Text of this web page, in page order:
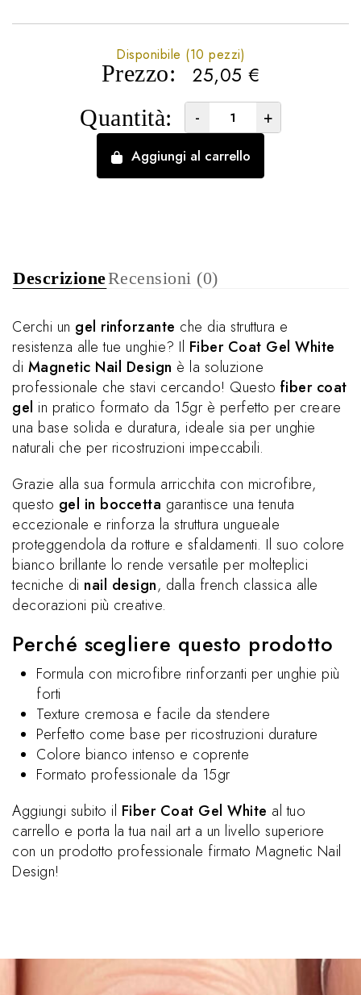
Prezzo: 25,05 €
Disponibile (10 pezzi)
Quantità: - +
Aggiungi al carrello
DescrizioneRecensioni (0)
Cerchi un gel rinforzante che dia struttura e
resistenza alle tue unghie? Il Fiber Coat Gel White
di Magnetic Nail Design è la soluzione
professionale che stavi cercando! Questo fiber coat
gel in pratico formato da 15gr è perfetto per creare
una base solida e duratura, ideale sia per unghie
naturali che per ricostruzioni impeccabili.
Grazie alla sua formula arricchita con microfibre,
questo gel in boccetta garantisce una tenuta
eccezionale e rinforza la struttura ungueale
proteggendola da rotture e sfaldamenti. Il suo colore
bianco brillante lo rende versatile per molteplici
tecniche di nail design, dalla french classica alle
decorazioni più creative.
Perché scegliere questo prodotto
Formula con microfibre rinforzanti per unghie più
forti
Texture cremosa e facile da stendere
Perfetto come base per ricostruzioni durature
Colore bianco intenso e coprente
Formato professionale da 15gr
Aggiungi subito il Fiber Coat Gel White al tuo
carrello e porta la tua nail art a un livello superiore
con un prodotto professionale firmato Magnetic Nail
Design!